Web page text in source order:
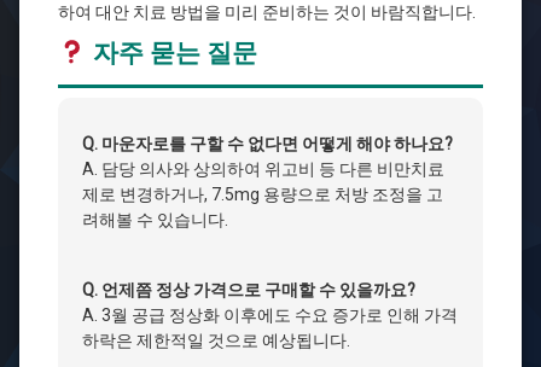
하여 대안 치료 방법을 미리 준비하는 것이 바람직합니다.
자주 묻는 질문
Q. 마운자로를 구할 수 없다면 어떻게 해야 하나요?
A. 담당 의사와 상의하여 위고비 등 다른 비만치료
제로 변경하거나, 7.5mg 용량으로 처방 조정을 고
려해볼 수 있습니다.
Q. 언제쯤 정상 가격으로 구매할 수 있을까요?
A. 3월 공급 정상화 이후에도 수요 증가로 인해 가격
하락은 제한적일 것으로 예상됩니다.